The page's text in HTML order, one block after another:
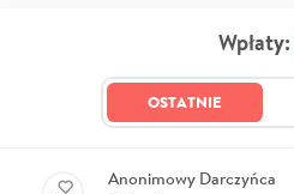
Wpłaty:
OSTATNIE
Anonimowy Darczyńca